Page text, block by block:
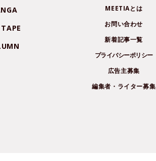
MEETIAとは
お問い合わせ
新着記事一覧
プライバシーポリシー
広告主募集
編集者・ライター募集